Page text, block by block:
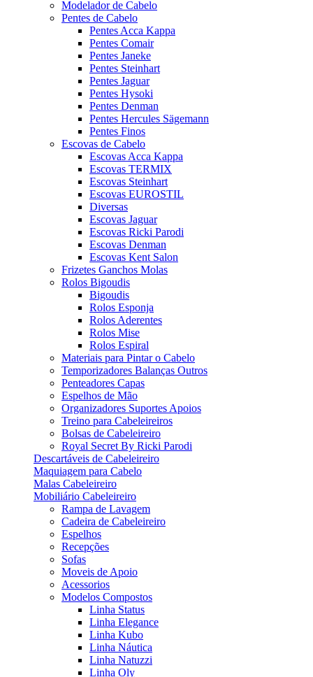
Modelador de Cabelo
Pentes de Cabelo
Pentes Acca Kappa
Pentes Comair
Pentes Janeke
Pentes Steinhart
Pentes Jaguar
Pentes Hysoki
Pentes Denman
Pentes Hercules Sägemann
Pentes Finos
Escovas de Cabelo
Escovas Acca Kappa
Escovas TERMIX
Escovas Steinhart
Escovas EUROSTIL
Diversas
Escovas Jaguar
Escovas Ricki Parodi
Escovas Denman
Escovas Kent Salon
Frizetes Ganchos Molas
Rolos Bigoudis
Bigoudis
Rolos Esponja
Rolos Aderentes
Rolos Mise
Rolos Espiral
Materiais para Pintar o Cabelo
Temporizadores Balanças Outros
Penteadores Capas
Espelhos de Mão
Organizadores Suportes Apoios
Treino para Cabeleireiros
Bolsas de Cabeleireiro
Royal Secret By Ricki Parodi
Descartáveis de Cabeleireiro
Maquiagem para Cabelo
Malas Cabeleireiro
Mobiliário Cabeleireiro
Rampa de Lavagem
Cadeira de Cabeleireiro
Espelhos
Recepções
Sofas
Moveis de Apoio
Acessorios
Modelos Compostos
Linha Status
Linha Elegance
Linha Kubo
Linha Náutica
Linha Natuzzi
Linha Oly